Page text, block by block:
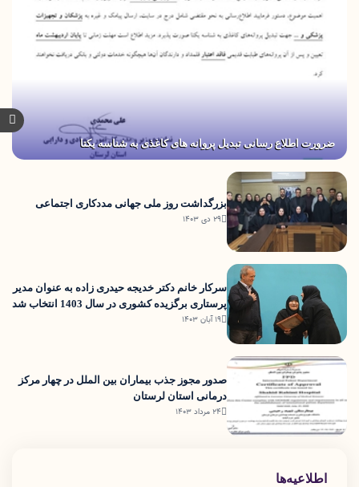
ضرورت اطلاع رسانی تبدیل پروانه های کاغذی به شناسه یکتا
بزرگداشت روز ملی جهانی مددکاری اجتماعی
29 دی 1403
سرکار خانم دکتر خدیجه حیدری زاده به عنوان مدیر
پرستاری برگزیده کشوری در سال 1403 انتخاب شد
19 آبان 1403
صدور مجوز جذب بیماران بین الملل در چهار مرکز
درمانی استان لرستان
24 مرداد 1403
اطلاعیه‌ها